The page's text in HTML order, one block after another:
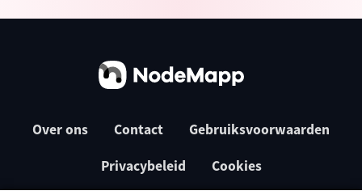
Over ons Contact Gebruiksvoorwaarden
Privacybeleid Cookies